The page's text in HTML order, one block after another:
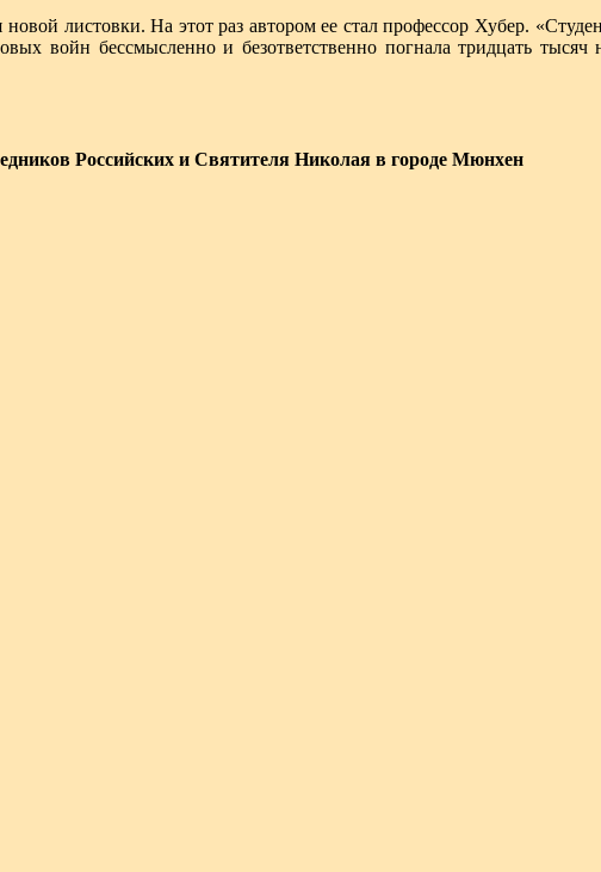
листовки. На этот раз автором ее стал профессор Хубер.
войн бессмысленно и безответственно погнала тридцать
Российских и Святителя Николая в городе Мюнхен